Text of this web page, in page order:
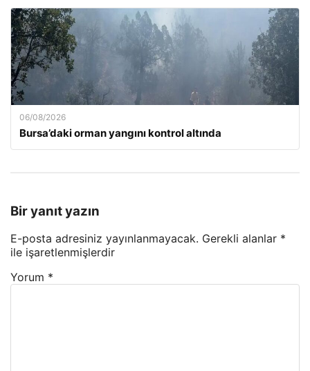
06/08/2026
Bursa’daki orman yangını kontrol altında
Bir yanıt yazın
E-posta adresiniz yayınlanmayacak. Gerekli alanlar *
ile işaretlenmişlerdir
Yorum *